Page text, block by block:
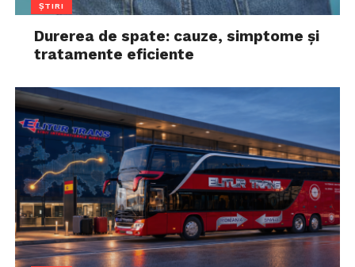
ȘTIRI
Durerea de spate: cauze, simptome și
tratamente eficiente